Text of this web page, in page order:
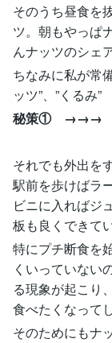
そのうち昼食を
ツ。朝もやっぱ
んナッツのシェ
ちなみに私が常
ッツ”、”くるみ”
秘策① →→→ ナ
それでも外出を
駅前を歩けばラ
ビニに入ればジ
板も良くできて
特にプチ断食を
くいっていない
る現象が起こり
食べたくなって
そのためにもナ